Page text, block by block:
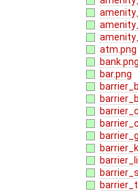
atm.png
bank.png
bar.png